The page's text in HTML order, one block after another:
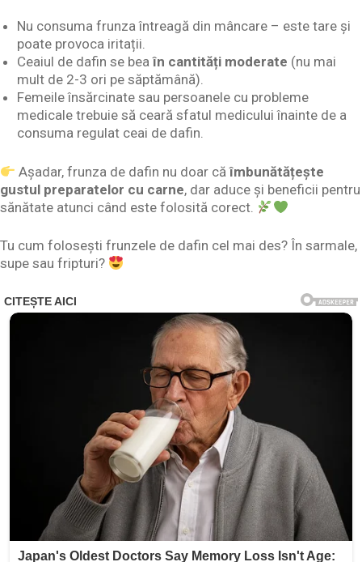
Nu consuma frunza întreagă din mâncare – este tare și
poate provoca iritații.
Ceaiul de dafin se beaîn cantități moderate (nu mai
mult de 2-3 ori pe săptămână).
Femeile însărcinate sau persoanele cu probleme
medicale trebuie să ceară sfatul medicului înainte de a
consuma regulat ceai de dafin.
Așadar, frunza de dafin nu doar căîmbunătățește
gustul preparatelor cu carne, dar aduce și beneficii pentru
sănătate atunci când este folosită corect.
Tu cum folosești frunzele de dafin cel mai des? În sarmale,
supe sau fripturi?